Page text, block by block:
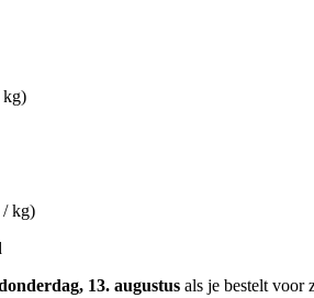
kg)
/ kg)
13. augustus als je bestelt voor